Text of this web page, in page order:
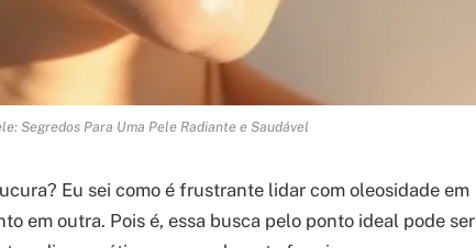
Segredos Para Uma Pele Radiante e Saudável
Eu sei como é frustrante lidar com oleosidade em
em outra. Pois é, essa busca pelo ponto ideal pode ser